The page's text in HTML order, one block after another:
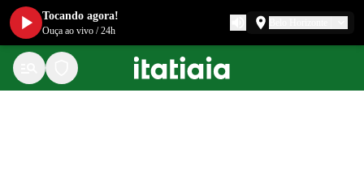
Tocando agora!
Ouça ao vivo /24h